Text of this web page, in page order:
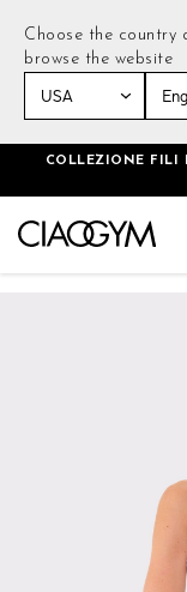
Choose the country
browse the website
COLLEZIONE FILI